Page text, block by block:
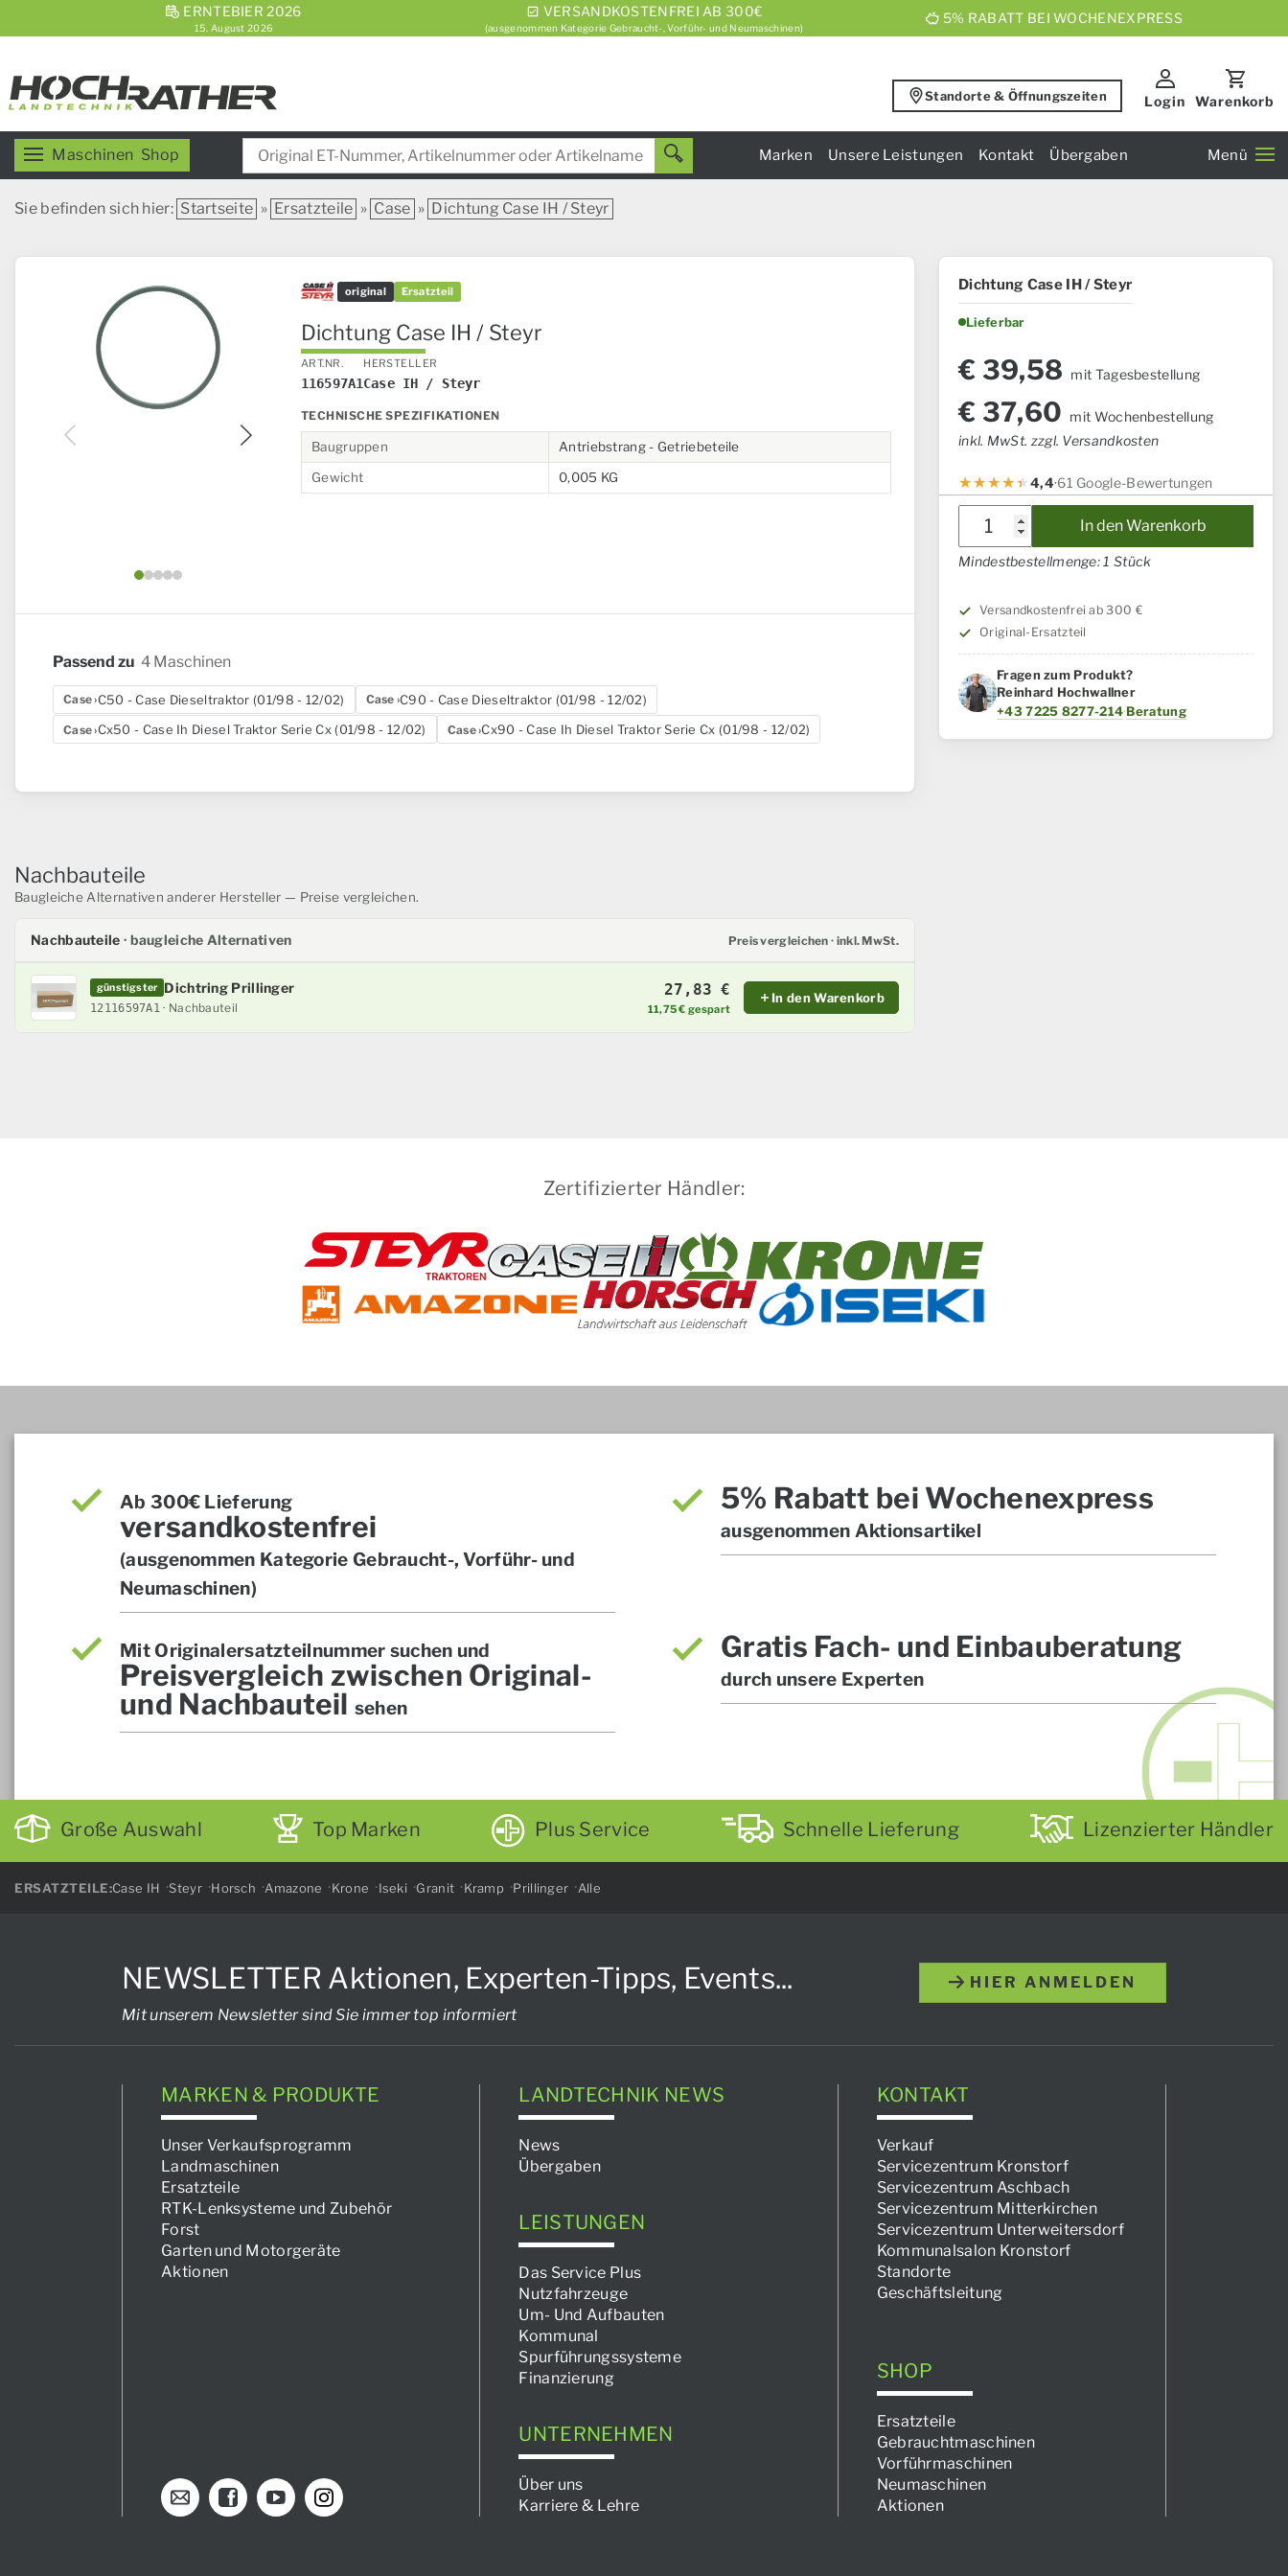
ERNTEBIER 2026
15. August 2026
VERSANDKOSTENFREI AB 300€
(ausgenommen Kategorie Gebraucht-, Vorführ- und Neumaschinen)
5% RABATT BEI WOCHENEXPRESS
Standorte & Öffnungszeiten Login Warenkorb
Maschinen Shop Marken Unsere Leistungen Kontakt Übergaben Menü
Sie befinden sich hier: Startseite » Ersatzteile » Case » Dichtung Case IH / Steyr
original Ersatzteil
Dichtung Case IH / Steyr
ART.NR.
116597A1
HERSTELLER
Case IH / Steyr
TECHNISCHE SPEZIFIKATIONEN
Baugruppen
Antriebstrang - Getriebeteile
Gewicht
0,005 KG
Passend zu 4 Maschinen
Case C50 - Case Dieseltraktor (01/98 - 12/02) Case C90 - Case Dieseltraktor (01/98 - 12/02)
Case Cx50 - Case Ih Diesel Traktor Serie Cx (01/98 - 12/02) Case Cx90 - Case Ih Diesel Traktor Serie Cx (01/98 - 12/02)
Dichtung Case IH / Steyr
Lieferbar
€ 39,58 mit Tagesbestellung
€ 37,60 mit Wochenbestellung
inkl. MwSt. zzgl. Versandkosten
4,4·61 Google-Bewertungen
Dichtung
Case
IH
Steyr
Menge
In den Warenkorb
Mindestbestellmenge: 1 Stück
Versandkostenfrei ab 300 €
Original-Ersatzteil
Fragen zum Produkt?
Reinhard Hochwallner
+43 7225 8277-214·Beratung
Nachbauteile
Baugleiche Alternativen anderer Hersteller — Preise vergleichen.
Nachbauteile · baugleiche Alternativen Preis vergleichen · inkl. MwSt.
günstigster Dichtring Prillinger
12116597A1 · Nachbauteil
27,83 €
11,75 € gespart
In den Warenkorb
Zertifizierter Händler:
Ab 300€ Lieferung
versandkostenfrei
(ausgenommen Kategorie Gebraucht-, Vorführ- und
Neumaschinen)
5% Rabatt bei Wochenexpress
ausgenommen Aktionsartikel
Mit Originalersatzteilnummer suchen und
Preisvergleich zwischen Original-
und Nachbauteil sehen
Gratis Fach- und Einbauberatung
durch unsere Experten
Große Auswahl Top Marken Plus Service Schnelle Lieferung Lizenzierter Händler
ERSATZTEILE:Case IH Steyr Horsch Amazone Krone Iseki Granit Kramp Prillinger Alle
NEWSLETTER Aktionen, Experten-Tipps, Events...
Mit unserem Newsletter sind Sie immer top informiert
HIER ANMELDEN
MARKEN & PRODUKTE
Unser Verkaufsprogramm
Landmaschinen
Ersatzteile
RTK-Lenksysteme und Zubehör
Forst
Garten und Motorgeräte
Aktionen
LANDTECHNIK NEWS
News
Übergaben
LEISTUNGEN
Das Service Plus
Nutzfahrzeuge
Um- Und Aufbauten
Kommunal
Spurführungssysteme
Finanzierung
UNTERNEHMEN
Über uns
Karriere & Lehre
KONTAKT
Verkauf
Servicezentrum Kronstorf
Servicezentrum Aschbach
Servicezentrum Mitterkirchen
Servicezentrum Unterweitersdorf
Kommunalsalon Kronstorf
Standorte
Geschäftsleitung
SHOP
Ersatzteile
Gebrauchtmaschinen
Vorführmaschinen
Neumaschinen
Aktionen